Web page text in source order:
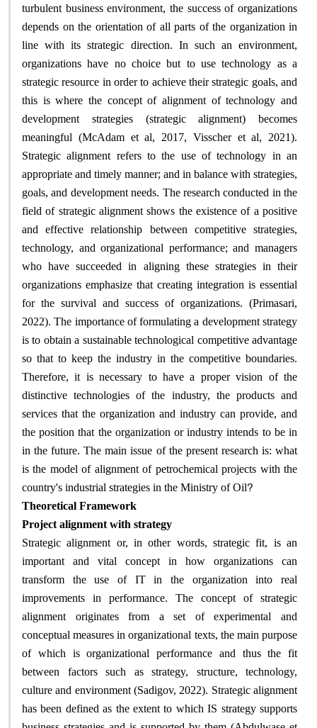
turbulent business environment, the success of organizations
depends on the orientation of all parts of the organization in
line with its strategic direction. In such an environment,
organizations have no choice but to use technology as a
strategic resource in order to achieve their strategic goals, and
this is where the concept of alignment of technology and
development strategies (strategic alignment) becomes
meaningful (McAdam et al, 2017, Visscher et al, 2021).
Strategic alignment refers to the use of technology in an
appropriate and timely manner; and in balance with strategies,
goals, and development needs. The research conducted in the
field of strategic alignment shows the existence of a positive
and effective relationship between competitive strategies,
technology, and organizational performance; and managers
who have succeeded in aligning these strategies in their
organizations emphasize that creating integration is essential
for the survival and success of organizations. (Primasari,
2022). The importance of formulating a development strategy
is to obtain a sustainable technological competitive advantage
so that to keep the industry in the competitive boundaries.
Therefore, it is necessary to have a proper vision of the
distinctive technologies of the industry, the products and
services that the organization and industry can provide, and
the position that the organization or industry intends to be in
in the future. The main issue of the present research is: what
is the model of alignment of petrochemical projects with the
country's industrial strategies in the Ministry of Oil?
Theoretical Framework
Project alignment with strategy
Strategic alignment or, in other words, strategic fit, is an
important and vital concept in how organizations can
transform the use of IT in the organization into real
improvements in performance. The concept of strategic
alignment originates from a set of experimental and
conceptual measures in organizational texts, the main purpose
of which is organizational performance and thus the fit
between factors such as strategy, structure, technology,
culture and environment (Sadigov, 2022). Strategic alignment
has been defined as the extent to which IS strategy supports